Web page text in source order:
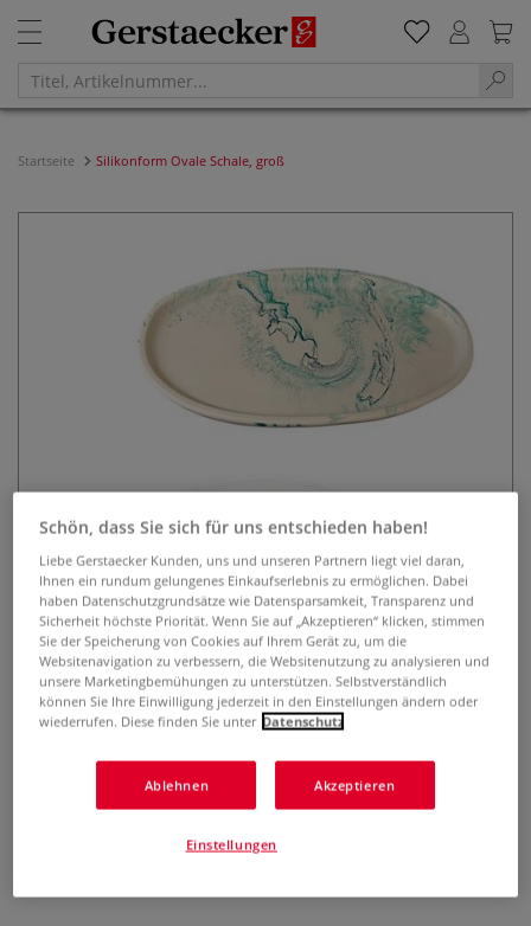
Startseite Silikonform Ovale Schale, groß
Silikonform Ovale Schale, groß
0 Bewertungen
können Sie mühelos kreative Deko-Objekte mit Hilfe von
Schön, dass Sie sich für uns entschieden haben!
Liebe Gerstaecker Kunden, uns und unseren Partnern liegt viel daran,
Ihnen ein rundum gelungenes Einkaufserlebnis zu ermöglichen. Dabei
haben Datenschutzgrundsätze wie Datensparsamkeit, Transparenz und
Sicherheit höchste Priorität. Wenn Sie auf „Akzeptieren“ klicken, stimmen
Sie der Speicherung von Cookies auf Ihrem Gerät zu, um die
Websitenavigation zu verbessern, die Websitenutzung zu analysieren und
unsere Marketingbemühungen zu unterstützen. Selbstverständlich
können Sie Ihre Einwilligung jederzeit in den Einstellungen ändern oder
wiederrufen. Diese finden Sie unter Datenschutz
Ablehnen Akzeptieren
Einstellungen